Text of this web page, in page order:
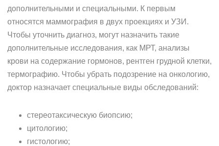
дополнительными и специальными. К первым
относятся маммография в двух проекциях и УЗИ.
Чтобы уточнить диагноз, могут назначить такие
дополнительные исследования, как МРТ, анализы
крови на содержание гормонов, рентген грудной клетки,
термографию. Чтобы убрать подозрение на онкологию,
доктор назначает специальные виды обследований:
стереотаксическую биопсию;
цитологию;
гистологию;